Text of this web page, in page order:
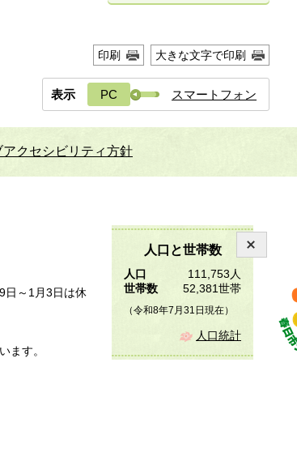
印刷 大きな文字で印刷
表示 PC スマートフォン
クセシビリティ方針
人口と世帯数
人口
111,753人
世帯数
52,381世帯
（令和8年7月31日現在）
人口統計
日～1月3日は休
ます。